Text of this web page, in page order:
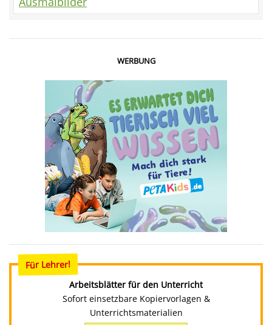
WERBUNG
Für Lehrer!
Arbeitsblätter für den Unterricht
Sofort einsetzbare Kopiervorlagen &
Unterrichtsmaterialien